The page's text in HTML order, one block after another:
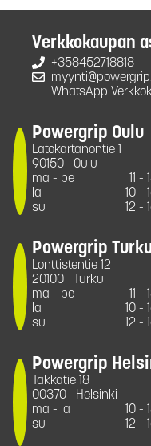
Verkkokaupan
+358452718818
WhatsApp
Powergrip Oulu
Latokartanontie 1
90150
Oulu
ma - pe
11 -
la
10 -
su
12 -
Powergrip
Lonttistentie 12
20100
Turku
ma - pe
11 -
la
10 -
su
12 -
Powergrip
Takkatie 18
00370
Helsinki
ma - la
10 -
su
12 -